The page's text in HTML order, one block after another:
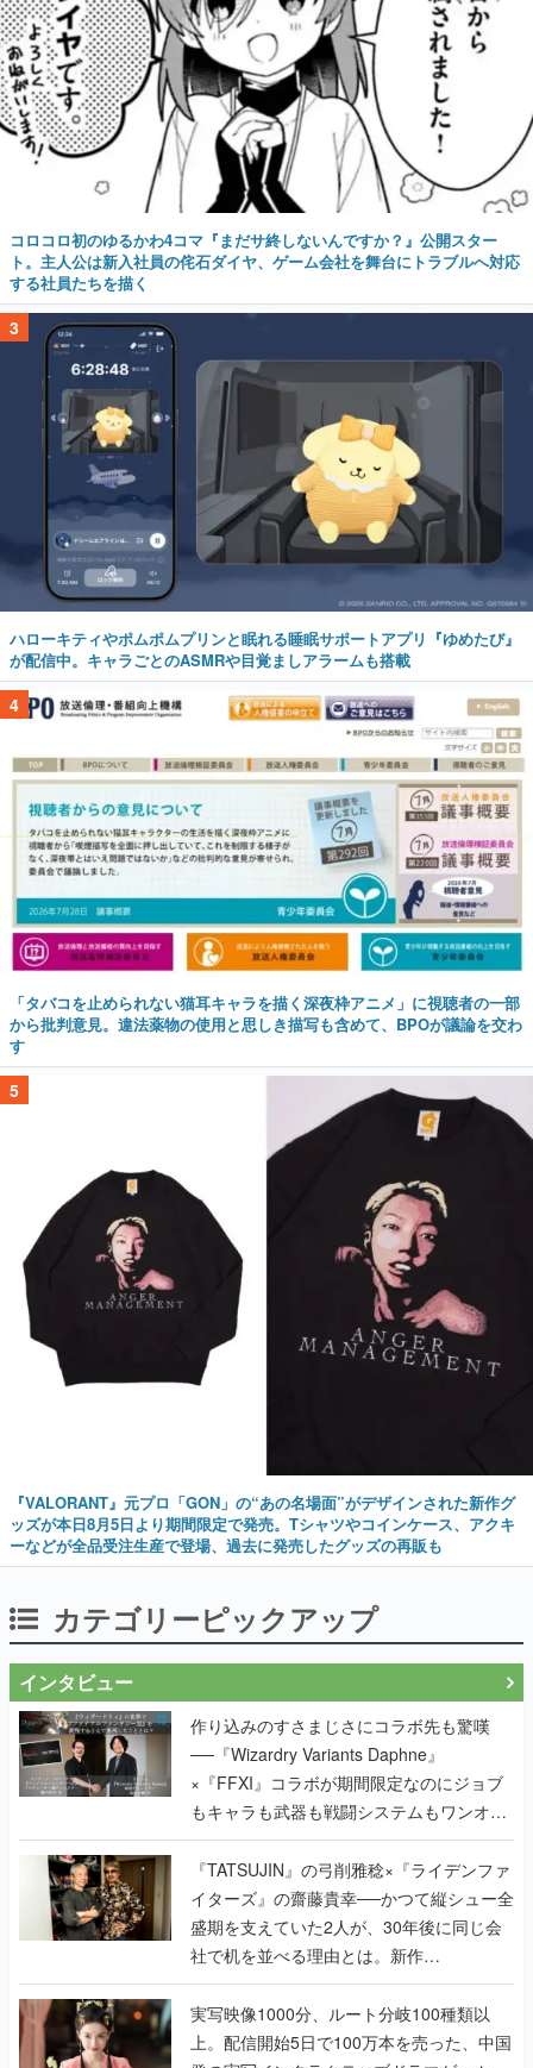
コロコロ初のゆるかわ4コマ『まだサ終しないんですか？』公開スター
ト。主人公は新入社員の侘石ダイヤ、ゲーム会社を舞台にトラブルへ対応
する社員たちを描く
3
ハローキティやポムポムプリンと眠れる睡眠サポートアプリ『ゆめたび』
が配信中。キャラごとのASMRや目覚ましアラームも搭載
4
「タバコを止められない猫耳キャラを描く深夜枠アニメ」に視聴者の一部
から批判意見。違法薬物の使用と思しき描写も含めて、BPOが議論を交わ
す
5
『VALORANT』元プロ「GON」の“あの名場面”がデザインされた新作グ
ッズが本日8月5日より期間限定で発売。Tシャツやコインケース、アクキ
ーなどが全品受注生産で登場、過去に発売したグッズの再販も
カテゴリーピックアップ
インタビュー
作り込みのすさまじさにコラボ先も驚嘆
──『Wizardry Variants Daphne』
×『FFXI』コラボが期間限定なのにジョブ
もキャラも武器も戦闘システムもワンオフ
で作り込まれた理由を両ディレクターに聞
く
『TATSUJIN』の弓削雅稔×『ライデンファ
イターズ』の齋藤貴幸──かつて縦シュー全
盛期を支えていた2人が、30年後に同じ会
社で机を並べる理由とは。新作
『TATSUJIN EXTREME』で初タッグを組
んだレジェンド2人に訊く開発秘話
実写映像1000分、ルート分岐100種類以
上。配信開始5日で100万本を売った、中国